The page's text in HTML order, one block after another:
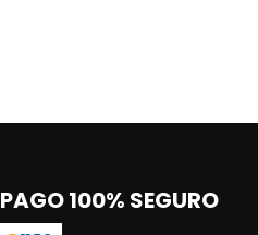
PAGO 100% SEGURO